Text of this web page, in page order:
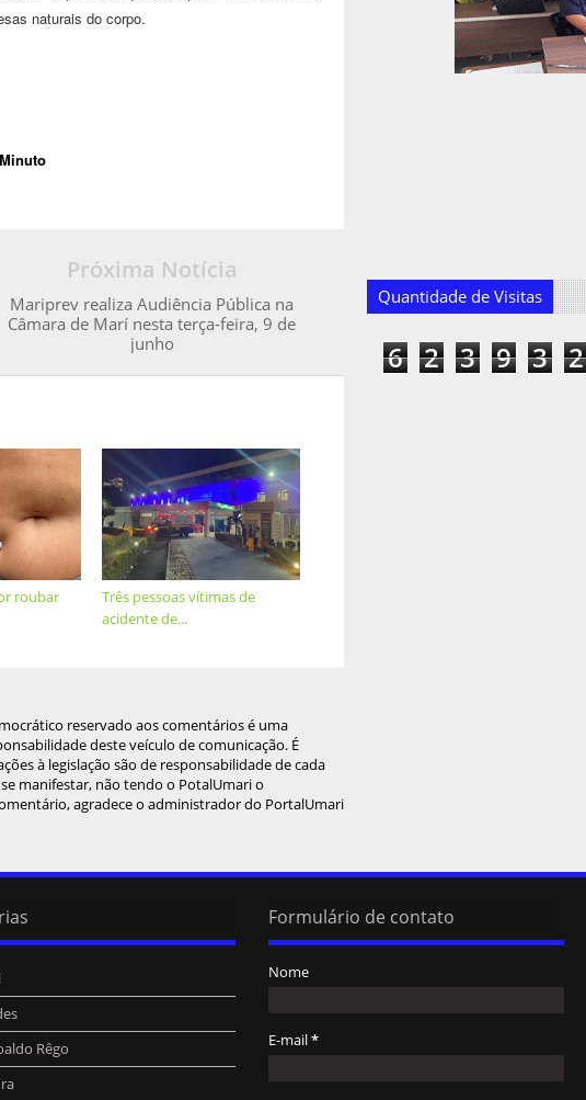
naturais do corpo.
Próxima Notícia
Mariprev realiza Audiência Pública na
Câmara de Marí nesta terça-feira, 9 de
junho
Três pessoas vítimas de
acidente de...
roubar
reservado aos comentários é uma
deste veículo de comunicação. É
à legislação são de responsabilidade de cada
manifestar, não tendo o PotalUmari o
agradece o administrador do PortalUmari
Quantidade de Visitas
6 2 3 9 3 2
Rêgo
Formulário de contato
Nome
E-mail*